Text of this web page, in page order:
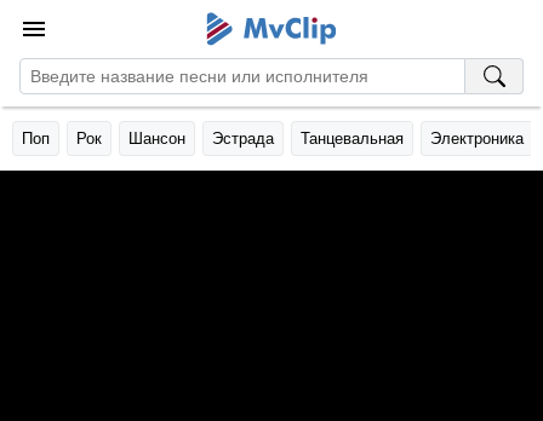
Поп Рок Шансон Эстрада Танцевальная Электроника